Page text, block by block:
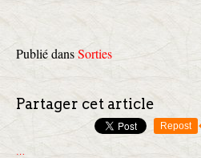
Publié dansSorties
Partager cet article
Repost
…